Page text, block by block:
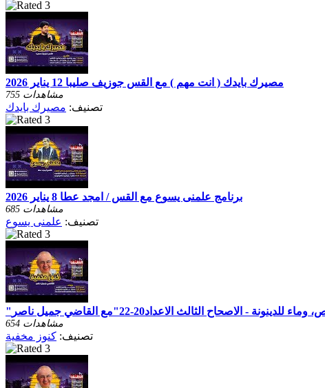
مصيرك بايدك ( انت مهم ) مع القس جوزيف صليبا 12 يناير 2026
755 مشاهدات
تصنيف: مصيرك بايدك
برنامج علمنى يسوع مع القس / امجد عطا 8 يناير 2026
685 مشاهدات
تصنيف: علمنى يسوع
654 مشاهدات
تصنيف: كنوز مخفية